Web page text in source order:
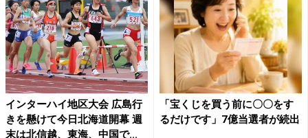
インターハイ地区大会 広島行
きを懸けて今日北海道開幕 週
末は北信越、東海、中国で...
「宝くじを買う前に〇〇をす
るだけです」7億当選者が続出